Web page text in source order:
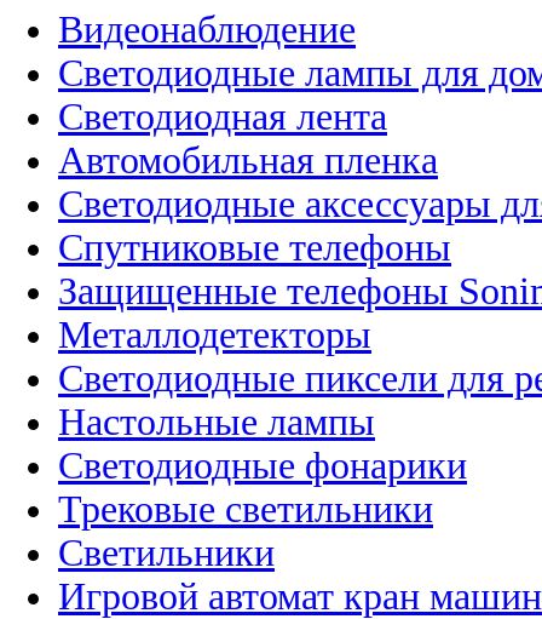
Видеонаблюдение
Светодиодные лампы для
Светодиодная лента
Автомобильная пленка
Светодиодные аксессуары
Спутниковые телефоны
Защищенные телефоны
Металлодетекторы
Светодиодные пиксели для
Настольные лампы
Светодиодные фонарики
Трековые светильники
Светильники
Игровой автомат кран